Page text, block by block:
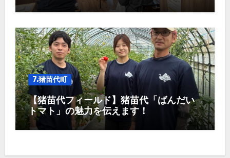
7.猪苗代町
【猪苗代フィールド】猪苗代「ばんだい
トマト」の魅力を伝えます！